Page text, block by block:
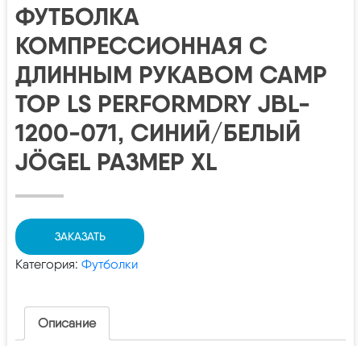
ФУТБОЛКА
КОМПРЕССИОННАЯ С
ДЛИННЫМ РУКАВОМ CAMP
TOP LS PERFORMDRY JBL-
1200-071, СИНИЙ/БЕЛЫЙ
JÖGEL РАЗМЕР XL
ЗАКАЗАТЬ
Категория: Футболки
Описание